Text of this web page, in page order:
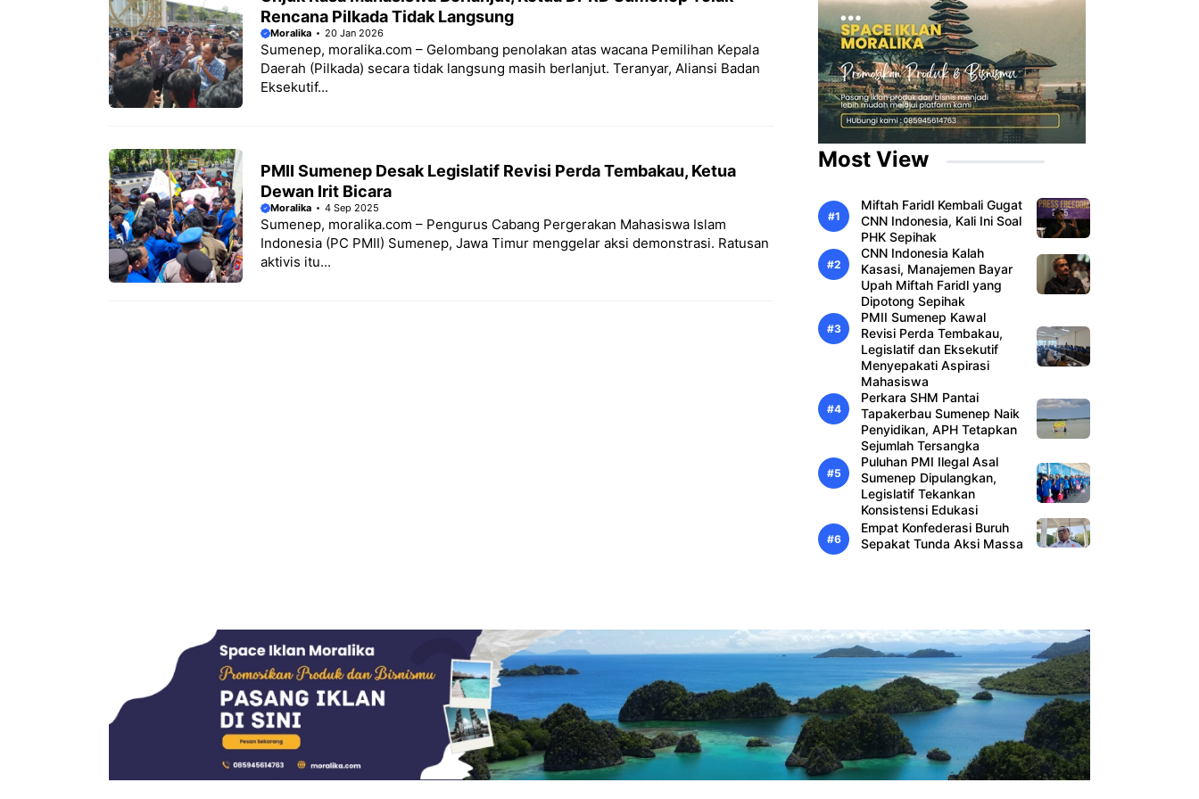
Rencana Pilkada Tidak Langsung
Moralika 20 Jan 2026
Sumenep, moralika.com – Gelombang penolakan atas wacana Pemilihan Kepala
Daerah (Pilkada) secara tidak langsung masih berlanjut. Teranyar, Aliansi Badan
Eksekutif...
PMII Sumenep Desak Legislatif Revisi Perda Tembakau, Ketua
Dewan Irit Bicara
Moralika 4 Sep 2025
Sumenep, moralika.com – Pengurus Cabang Pergerakan Mahasiswa Islam
Indonesia (PC PMII) Sumenep, Jawa Timur menggelar aksi demonstrasi. Ratusan
aktivis itu...
Most View
Miftah Faridl Kembali Gugat
CNN Indonesia, Kali Ini Soal
PHK Sepihak
CNN Indonesia Kalah
Kasasi, Manajemen Bayar
Upah Miftah Faridl yang
Dipotong Sepihak
PMII Sumenep Kawal
Revisi Perda Tembakau,
Legislatif dan Eksekutif
Menyepakati Aspirasi
Mahasiswa
Perkara SHM Pantai
Tapakerbau Sumenep Naik
Penyidikan, APH Tetapkan
Sejumlah Tersangka
Puluhan PMI Ilegal Asal
Sumenep Dipulangkan,
Legislatif Tekankan
Konsistensi Edukasi
Empat Konfederasi Buruh
Sepakat Tunda Aksi Massa